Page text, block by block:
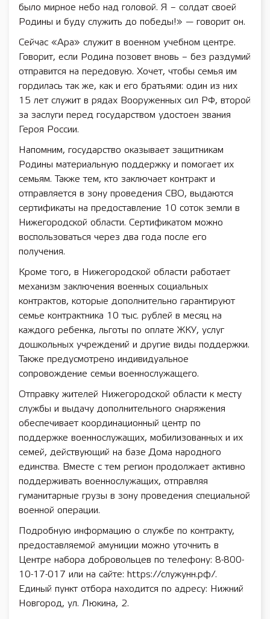
было мирное небо над головой. Я – солдат своей
Родины и буду служить до победы!» — говорит он.
Сейчас «Ара» служит в военном учебном центре.
Говорит, если Родина позовет вновь – без раздумий
отправится на передовую. Хочет, чтобы семья им
гордилась так же, как и его братьями: один из них
15 лет служит в рядах Вооруженных сил РФ, второй
за заслуги перед государством удостоен звания
Героя России.
Напомним, государство оказывает защитникам
Родины материальную поддержку и помогает их
семьям. Также тем, кто заключает контракт и
отправляется в зону проведения СВО, выдаются
сертификаты на предоставление 10 соток земли в
Нижегородской области. Сертификатом можно
воспользоваться через два года после его
получения.
Кроме того, в Нижегородской области работает
механизм заключения военных социальных
контрактов, которые дополнительно гарантируют
семье контрактника 10 тыс. рублей в месяц на
каждого ребенка, льготы по оплате ЖКУ, услуг
дошкольных учреждений и другие виды поддержки.
Также предусмотрено индивидуальное
сопровождение семьи военнослужащего.
Отправку жителей Нижегородской области к месту
службы и выдачу дополнительного снаряжения
обеспечивает координационный центр по
поддержке военнослужащих, мобилизованных и их
семей, действующий на базе Дома народного
единства. Вместе с тем регион продолжает активно
поддерживать военнослужащих, отправляя
гуманитарные грузы в зону проведения специальной
военной операции.
Подробную информацию о службе по контракту,
предоставляемой амуниции можно уточнить в
Центре набора добровольцев по телефону: 8-800-
10-17-017 или на сайте: https://служунн.рф/.
Единый пункт отбора находится по адресу: Нижний
Новгород, ул. Люкина, 2.